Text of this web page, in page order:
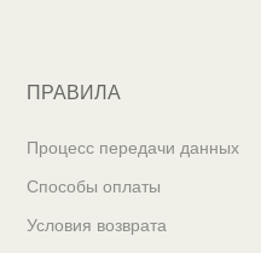
ПРАВИЛА
Процесс передачи данных
Способы оплаты
Условия возврата